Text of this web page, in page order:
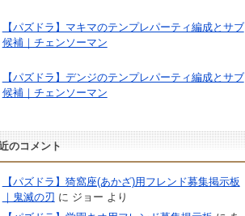
【パズドラ】マキマのテンプレパーティ編成とサブ
候補｜チェンソーマン
【パズドラ】デンジのテンプレパーティ編成とサブ
候補｜チェンソーマン
のコメント
【パズドラ】猗窩座(あかざ)用フレンド募集掲示板
｜鬼滅の刃 に ジョー より